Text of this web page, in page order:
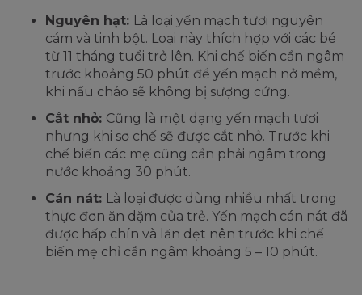
Nguyên hạt: Là loại yến mạch tươi nguyên
cám và tinh bột. Loại này thích hợp với các bé
từ 11 tháng tuổi trở lên. Khi chế biến cần ngâm
trước khoảng 50 phút để yến mạch nở mềm,
khi nấu cháo sẽ không bị sượng cứng.
Cắt nhỏ: Cũng là một dạng yến mạch tươi
nhưng khi sơ chế sẽ được cắt nhỏ. Trước khi
chế biến các mẹ cũng cần phải ngâm trong
nước khoảng 30 phút.
Cán nát: Là loại được dùng nhiều nhất trong
thực đơn ăn dặm của trẻ. Yến mạch cán nát đã
được hấp chín và lăn dẹt nên trước khi chế
biến mẹ chỉ cần ngâm khoảng 5 – 10 phút.